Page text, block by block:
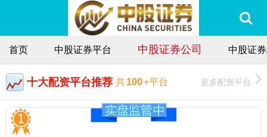
首页 中股证券平台 中股证券公司 中股证
十大配资平台推荐 共100+平台 更多配资平台